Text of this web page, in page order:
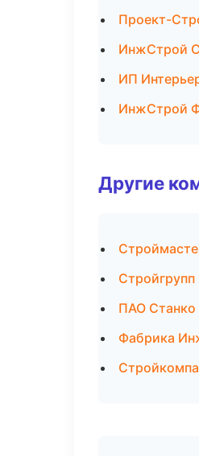
Проект-
ИнжСтрой
ИП
ИнжСтрой
Другие
ПАО Станко
Фабрика